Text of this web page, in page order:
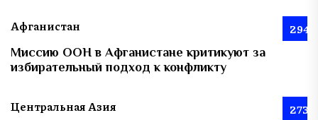
Афганистан 294
Миссию ООН в Афганистане критикуют за
избирательный подход к конфликту
Центральная Азия 273